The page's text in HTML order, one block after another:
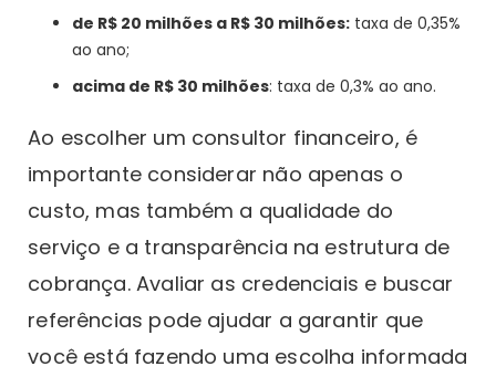
de R$ 20 milhões a R$ 30 milhões: taxa de 0,35%
ao ano;
acima de R$ 30 milhões: taxa de 0,3% ao ano.
Ao escolher um consultor financeiro, é
importante considerar não apenas o
custo, mas também a qualidade do
serviço e a transparência na estrutura de
cobrança. Avaliar as credenciais e buscar
referências pode ajudar a garantir que
você está fazendo uma escolha informada